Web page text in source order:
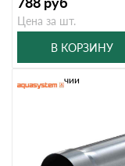
Цена за шт.
В КОРЗИНУ
В наличии